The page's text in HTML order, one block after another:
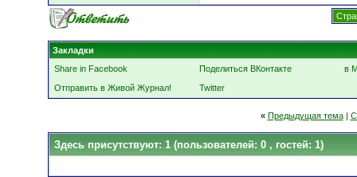
Закладки
Share in Facebook
Поделиться ВКонтакте
в
Отправить в Живой Журнал!
Twitter
« Предыдущая тема|
Здесь присутствуют: 1 (пользователей: 0 , гостей: 1)